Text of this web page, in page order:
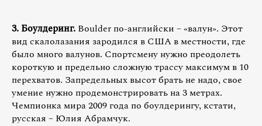
3. Боулдеринг. Boulder по-английски – «валун». Этот
вид скалолазания зародился в США в местности, где
было много валунов. Спортсмену нужно преодолеть
короткую и предельно сложную трассу максимум в 10
перехватов. Запредельных высот брать не надо, свое
умение нужно продемонстрировать на3 метрах.
Чемпионка мира 2009 года по боулдерингу, кстати,
русская – Юлия Абрамчук.